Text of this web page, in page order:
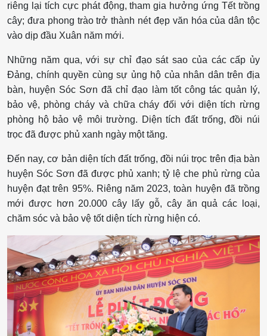
riêng lại tích cực phát động, tham gia hưởng ứng Tết trồng
cây; đưa phong trào trở thành nét đẹp văn hóa của dân tộc
vào dịp đầu Xuân năm mới.
Những năm qua, với sự chỉ đạo sát sao của các cấp ủy
Đảng, chính quyền cùng sự ủng hộ của nhân dân trên địa
bàn, huyện Sóc Sơn đã chỉ đạo làm tốt công tác quản lý,
bảo vệ, phòng cháy và chữa cháy đối với diện tích rừng
phòng hộ bảo vệ môi trường. Diện tích đất trống, đồi núi
trọc đã được phủ xanh ngày một tăng.
Đến nay, cơ bản diện tích đất trống, đồi núi trọc trên địa bàn
huyện Sóc Sơn đã được phủ xanh; tỷ lệ che phủ rừng của
huyện đạt trên 95%. Riêng năm 2023, toàn huyện đã trồng
mới được hơn 20.000 cây lấy gỗ, cây ăn quả các loại,
chăm sóc và bảo vệ tốt diện tích rừng hiện có.